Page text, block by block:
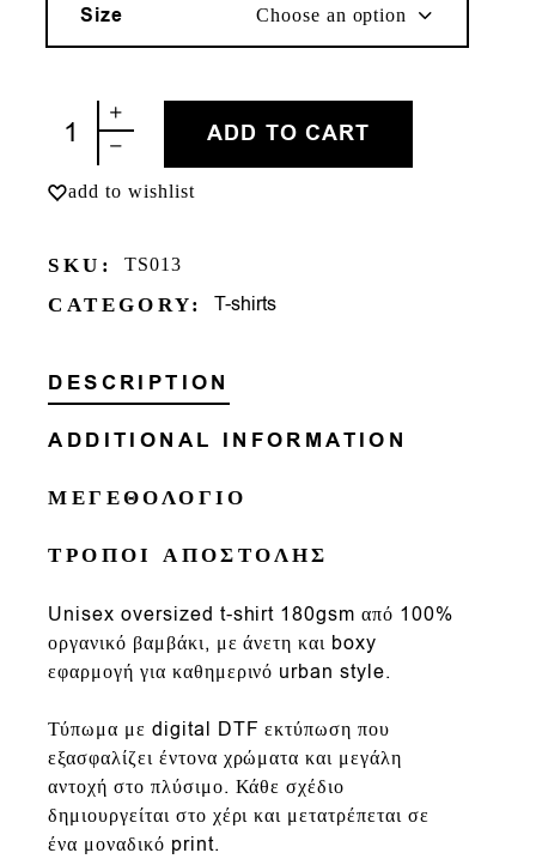
Size Choose an option
ΚΑΥΛΑΝΤΑ quantity
ADD TO CART
add to wishlist
SKU: TS013
CATEGORY: T-shirts
DESCRIPTION
ADDITIONAL INFORMATION
ΜΕΓΕΘΟΛΟΓΙΟ
ΤΡΟΠΟΙ ΑΠΟΣΤΟΛΗΣ
Unisex oversized t-shirt 180gsmαπό 100%
οργανικό βαμβάκι, με άνετη και boxy
εφαρμογή για καθημερινό urban style.
Τύπωμα με digital DTF εκτύπωση που
εξασφαλίζει έντονα χρώματα και μεγάλη
αντοχή στο πλύσιμο. Κάθε σχέδιο
δημιουργείται στο χέρι και μετατρέπεται σε
ένα μοναδικό print.